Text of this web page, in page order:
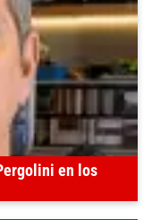
en los